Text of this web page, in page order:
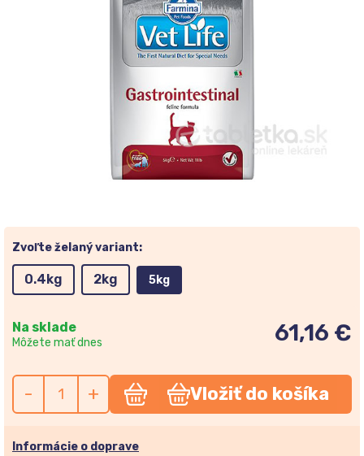
Zvoľte želaný variant:
0.4kg 2kg 5kg
Na sklade
Môžete mať dnes 61,16 €
- + Vložiť do košíka
Informácie o doprave